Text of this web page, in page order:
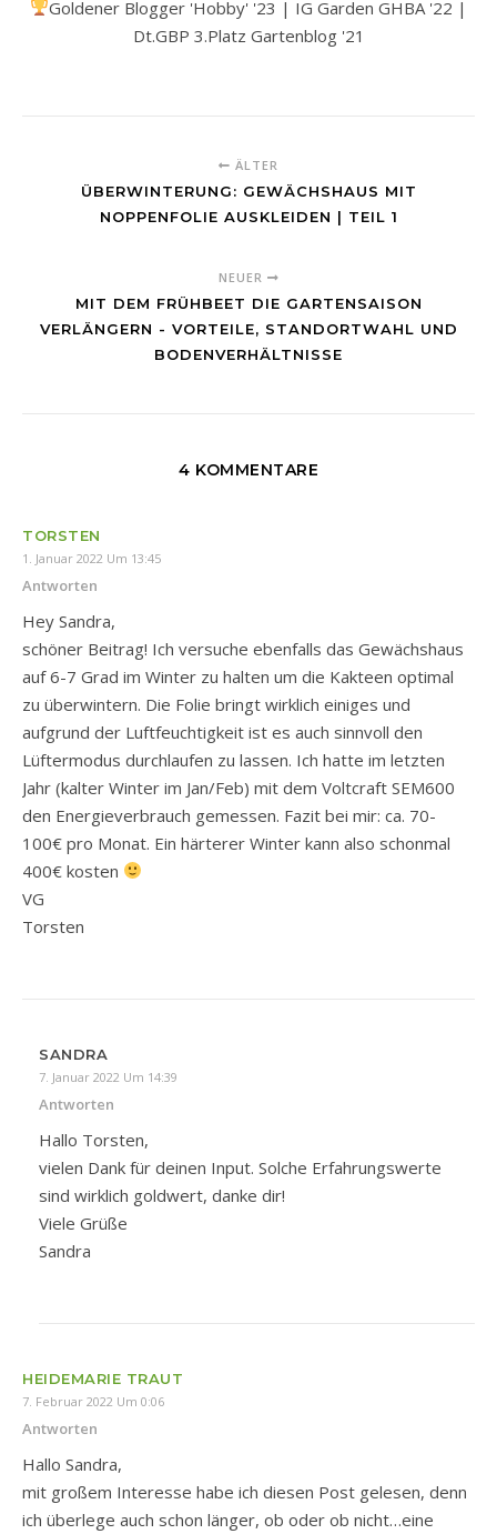
Goldener Blogger 'Hobby' '23 | IG Garden GHBA '22 |
Dt.GBP 3.Platz Gartenblog '21
ÄLTER
ÜBERWINTERUNG: GEWÄCHSHAUS MIT
NOPPENFOLIE AUSKLEIDEN | TEIL 1
NEUER
MIT DEM FRÜHBEET DIE GARTENSAISON
VERLÄNGERN - VORTEILE, STANDORTWAHL UND
BODENVERHÄLTNISSE
4 KOMMENTARE
TORSTEN
1. Januar 2022 Um 13:45
Antworten
Hey Sandra,
schöner Beitrag! Ich versuche ebenfalls das Gewächshaus
auf 6-7 Grad im Winter zu halten um die Kakteen optimal
zu überwintern. Die Folie bringt wirklich einiges und
aufgrund der Luftfeuchtigkeit ist es auch sinnvoll den
Lüftermodus durchlaufen zu lassen. Ich hatte im letzten
Jahr (kalter Winter im Jan/Feb) mit dem Voltcraft SEM600
den Energieverbrauch gemessen. Fazit bei mir: ca. 70-
100€ pro Monat. Ein härterer Winter kann also schonmal
400€ kosten
VG
Torsten
SANDRA
7. Januar 2022 Um 14:39
Antworten
Hallo Torsten,
vielen Dank für deinen Input. Solche Erfahrungswerte
sind wirklich goldwert, danke dir!
Viele Grüße
Sandra
HEIDEMARIE TRAUT
7. Februar 2022 Um 0:06
Antworten
Hallo Sandra,
mit großem Interesse habe ich diesen Post gelesen, denn
ich überlege auch schon länger, ob oder ob nicht…eine